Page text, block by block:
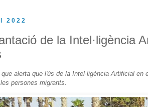
2022
de la Intel·ligència
alerta que l'ús de la Intel·ligència Artificial en
persones migrants.